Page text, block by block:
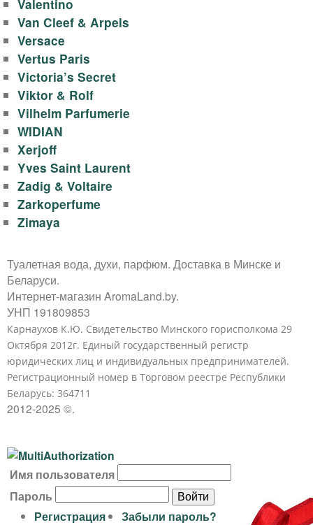
Valentino
Van Cleef & Arpels
Versace
Vertus Paris
Victoria’s Secret
Viktor & Rolf
Vilhelm Parfumerie
WIDIAN
Xerjoff
Yves Saint Laurent
Zadig & Voltaire
Zarkoperfume
Zimaya
Туалетная вода, духи, парфюм. Доставка в Минске и
Беларуси.
Интернет-магазин AromaLand.by.
УНП 191809853
Карнаухов К.Ю. Свидетельство Минского горисполкома 29
Октября 2012г. Единый государственный регистр
юридических лиц и индивидуальных предпринимателей.
Регистрационный номер в Торговом реестре Республики
Беларусь: 364711
2012-2025 ©.
В
х
о
Имя пользователя
Пароль
Регистрация
Забыли пароль?